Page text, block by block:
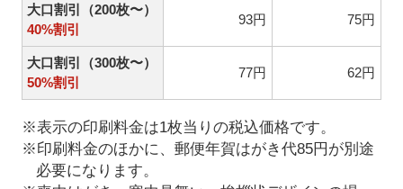
大口割引（200枚〜）
40%割引
93円 75円
大口割引（300枚〜）
50%割引
77円 62円
※表示の印刷料金は1枚当りの税込価格です。
※印刷料金のほかに、郵便年賀はがき代85円が別途
必要になります。